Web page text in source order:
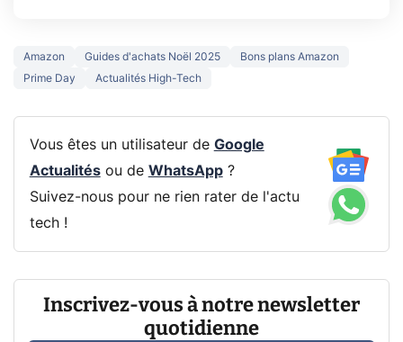
Amazon Guides d'achats Noël 2025
Bons plans Amazon
Prime Day
Actualités High-Tech
Vous êtes un utilisateur de Google
Actualitésou de WhatsApp?
Suivez-nous pour ne rien rater de l'actu
tech !
Inscrivez-vous à notre newsletter
quotidienne